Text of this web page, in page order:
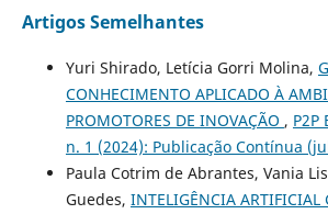
Artigos Semelhantes
Yuri Shirado, Letícia Gorri Molina,
CONHECIMENTO APLICADO À
PROMOTORES DE INOVAÇÃO , P2P
n. 1 (2024): Publicação Contínua
Paula Cotrim de Abrantes, Vania
Guedes, INTELIGÊNCIA ARTIFICIAL